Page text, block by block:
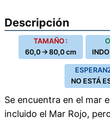
Descripción
TAMAÑO :
60,0 → 80,0 cm
NO ESTÁ
Se encuentra en el mar
incluido el Mar Rojo,